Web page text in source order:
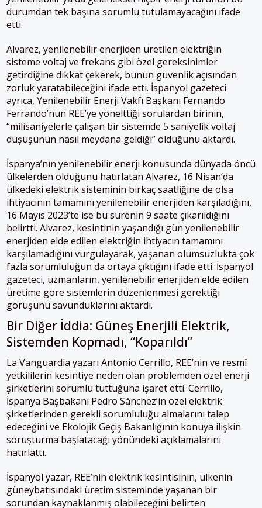
durumdan tek başına sorumlu tutulamayacağını ifade
etti.
Alvarez, yenilenebilir enerjiden üretilen elektriğin
sisteme voltaj ve frekans gibi özel gereksinimler
getirdiğine dikkat çekerek, bunun güvenlik açısından
zorluk yaratabileceğini ifade etti. İspanyol gazeteci
ayrıca, Yenilenebilir Enerji Vakfı Başkanı Fernando
Ferrando’nun REE’ye yönelttiği sorulardan birinin,
“milisaniyelerle çalışan bir sistemde 5 saniyelik voltaj
düşüşünün nasıl meydana geldiği” olduğunu aktardı.
İspanya’nın yenilenebilir enerji konusunda dünyada öncü
ülkelerden olduğunu hatırlatan Alvarez, 16 Nisan’da
ülkedeki elektrik sisteminin birkaç saatliğine de olsa
ihtiyacının tamamını yenilenebilir enerjiden karşıladığını,
16 Mayıs 2023’te ise bu sürenin 9 saate çıkarıldığını
belirtti. Alvarez, kesintinin yaşandığı gün yenilenebilir
enerjiden elde edilen elektriğin ihtiyacın tamamını
karşılamadığını vurgulayarak, yaşanan olumsuzlukta çok
fazla sorumluluğun da ortaya çıktığını ifade etti. İspanyol
gazeteci, uzmanların, yenilenebilir enerjiden elde edilen
üretime göre sistemlerin düzenlenmesi gerektiği
görüşünü savunduklarını aktardı.
Bir Diğer İddia: Güneş Enerjili Elektrik,
Sistemden Kopmadı, “Koparıldı”
La Vanguardia yazarı Antonio Cerrillo, REE’nin ve resmî
yetkililerin kesintiye neden olan problemden özel enerji
şirketlerini sorumlu tuttuğuna işaret etti. Cerrillo,
İspanya Başbakanı Pedro Sánchez’in özel elektrik
şirketlerinden gerekli sorumluluğu almalarını talep
edeceğini ve Ekolojik Geçiş Bakanlığının konuya ilişkin
soruşturma başlatacağı yönündeki açıklamalarını
hatırlattı.
İspanyol yazar, REE’nin elektrik kesintisinin, ülkenin
güneybatısındaki üretim sisteminde yaşanan bir
sorundan kaynaklanmış olabileceğini belirten